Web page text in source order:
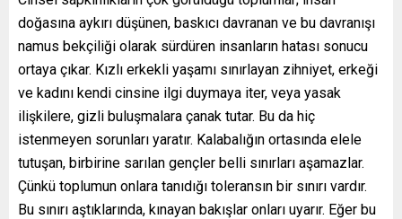
doğasına aykırı düşünen, baskıcı davranan ve bu davranışı
namus bekçiliği olarak sürdüren insanların hatası sonucu
ortaya çıkar. Kızlı erkekli yaşamı sınırlayan zihniyet, erkeği
ve kadını kendi cinsine ilgi duymaya iter, veya yasak
ilişkilere, gizli buluşmalara çanak tutar. Bu da hiç
istenmeyen sorunları yaratır. Kalabalığın ortasında elele
tutuşan, birbirine sarılan gençler belli sınırları aşamazlar.
Çünkü toplumun onlara tanıdığı toleransın bir sınırı vardır.
Bu sınırı aştıklarında, kınayan bakışlar onları uyarır. Eğer bu